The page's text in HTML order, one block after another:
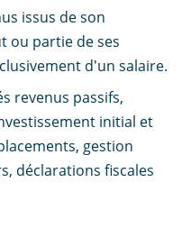
issus de son
ou partie de ses
d'un salaire.
revenus passifs,
initial et
gestion
déclarations fiscales